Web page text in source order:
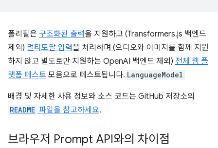
폴리필은 구조화된 출력을 지원하고 (Transformers.js 백엔드
제외) 멀티모달 입력을 처리하며 (오디오와 이미지를 함께 지원
하지 않고 별도로만 지원하는 OpenAI 백엔드 제외) 전체 웹 플
랫폼 테스트 모음으로 테스트됩니다. LanguageModel
배경 및 자세한 사용 정보와 소스 코드는 GitHub 저장소의
README 파일을 참고하세요.
브라우저 Prompt API와의 차이점